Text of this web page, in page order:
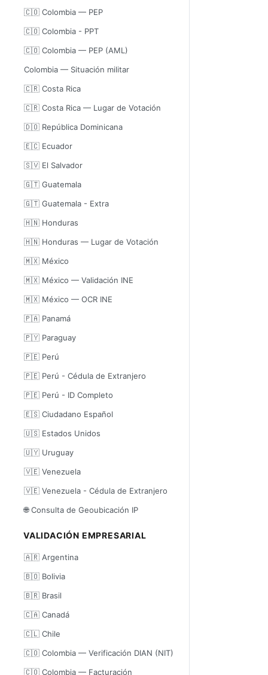
🇨🇴 Colombia — PEP
🇨🇴 Colombia - PPT
🇨🇴 Colombia — PEP (AML)
Colombia — Situación militar
🇨🇷 Costa Rica
🇨🇷 Costa Rica — Lugar de Votación
🇩🇴 República Dominicana
🇪🇨 Ecuador
🇸🇻 El Salvador
🇬🇹 Guatemala
🇬🇹 Guatemala - Extra
🇭🇳 Honduras
🇭🇳 Honduras — Lugar de Votación
🇲🇽 México
🇲🇽 México — Validación INE
🇲🇽 México — OCR INE
🇵🇦 Panamá
🇵🇾 Paraguay
🇵🇪 Perú
🇵🇪 Perú - Cédula de Extranjero
🇵🇪 Perú - ID Completo
🇪🇸 Ciudadano Español
🇺🇸 Estados Unidos
🇺🇾 Uruguay
🇻🇪 Venezuela
🇻🇪 Venezuela - Cédula de Extranjero
🌐 Consulta de Geoubicación IP
VALIDACIÓN EMPRESARIAL
🇦🇷 Argentina
🇧🇴 Bolivia
🇧🇷 Brasil
🇨🇦 Canadá
🇨🇱 Chile
🇨🇴 Colombia — Verificación DIAN (NIT)
🇨🇴 Colombia — Facturación